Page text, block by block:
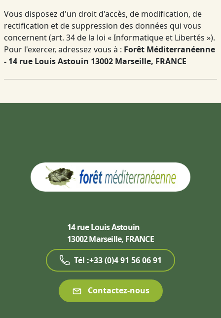
Vous disposez d'un droit d'accès, de modification, de
rectification et de suppression des données qui vous
concernent (art. 34 de la loi « Informatique et Libertés »).
Pour l'exercer, adressez vous à : Forêt Méditerranéenne
- 14 rue Louis Astouin 13002 Marseille, FRANCE
14 rue Louis Astouin
13002 Marseille, FRANCE
Tél :+33 (0)4 91 56 06 91
Contactez-nous